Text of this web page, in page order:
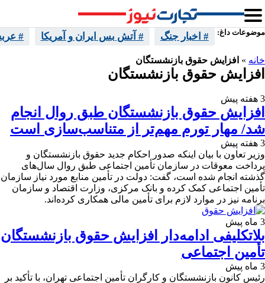
موضوعات داغ: # اخبار جنگ # آتش بس ایران و آمریکا #
خانه » افزایش حقوق بازنشستگان
افزایش حقوق بازنشستگان
3 هفته پیش
افزایش حقوق بازنشستگان طبق روال انجام
شد/ مهار تورم مهم‌تر از متناسب‌سازی است
3 هفته پیش
وزیر تعاون با بیان اینکه صدور احکام جدید حقوق بازنشستگان و
پرداخت معوقات در سازمان تأمین اجتماعی طبق روال سال‌های
گذشته انجام شده است، گفت: دولت در تأمین منابع مورد نیاز سازمان
تأمین اجتماعی کمک کرده و بانک مرکزی، وزارت اقتصاد و سازمان
برنامه نیز در موارد لازم برای تأمین مالی همکاری کرده‌اند.
3 ماه پیش
بلاتکلیفی ادامه‌دار افزایش حقوق بازنشستگان
تأمین اجتماعی
3 ماه پیش
رئیس کانون بازنشستگان و کارگران تأمین اجتماعی تهران، با تأکید بر